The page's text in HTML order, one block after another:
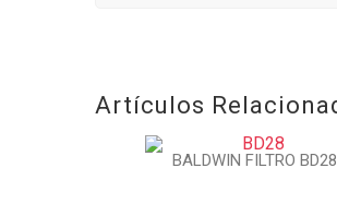
Artículos
BALDWIN FILTRO BD28